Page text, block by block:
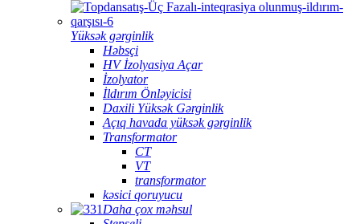
Yüksək gərginlik
Həbsçi
HV İzolyasiya Açar
İzolyator
İldırım Önləyicisi
Daxili Yüksək Gərginlik
Açıq havada yüksək gərginlik
Transformator
CT
VT
transformator
kəsici qoruyucu
Daha çox məhsul